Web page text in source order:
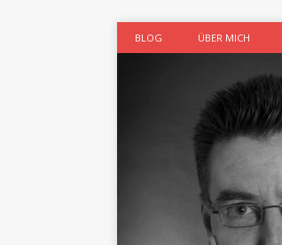
BLOG ÜBER MICH